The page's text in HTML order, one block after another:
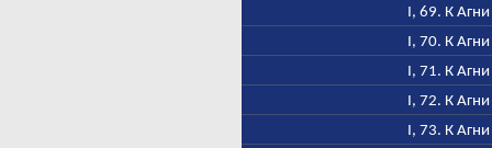
I, 69. К Агни
I, 70. К Агни
I, 71. К Агни
I, 72. К Агни
I, 73. К Агни